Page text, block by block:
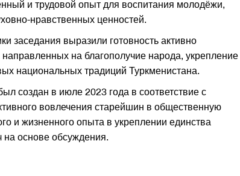
и трудовой опыт для воспитания молодёжи,
нравственных ценностей.
заседания выразили готовность активно
на благополучие народа, укрепление
национальных традиций Туркменистана.
создан в июле 2023 года в соответствие с
вовлечения старейшин в общественную
и жизненного опыта в укреп­лении единства
на основе обсуждения.